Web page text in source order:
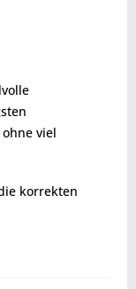
viel
korrekten